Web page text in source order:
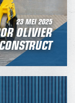
23 MEI 2025
OLIVIER